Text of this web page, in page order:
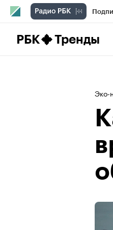
РБК Тренды
Эко-